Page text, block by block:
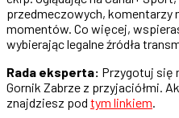
przedmeczowych, komentarzy
momentów. Co więcej,
wybierając legalne źródła
Rada eksperta: Przygotuj się
Gornik Zabrze z przyjaciółmi.
znajdziesz pod tym linkiem